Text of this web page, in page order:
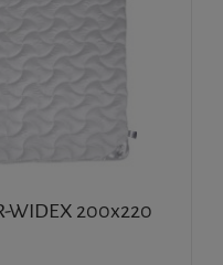
WIDEX 200x220